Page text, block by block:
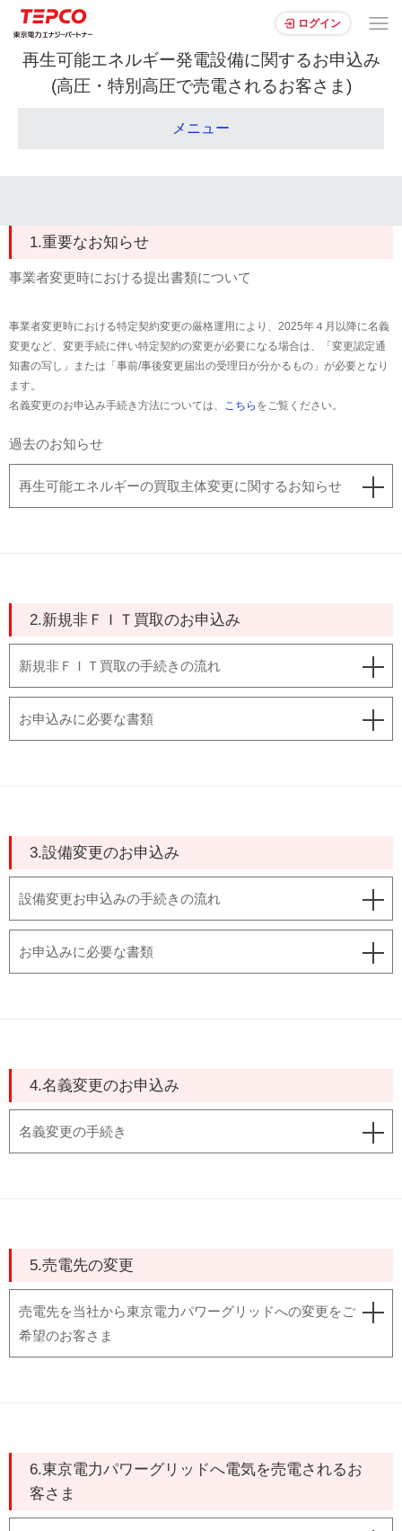
ログイン
再生可能エネルギー発電設備に関するお申込み
(高圧・特別高圧で売電されるお客さま)
メニュー
1.重要なお知らせ
事業者変更時における提出書類について
事業者変更時における特定契約変更の厳格運用により、2025年４月以降に名義
変更など、変更手続に伴い特定契約の変更が必要になる場合は、「変更認定通
知書の写し」または「事前/事後変更届出の受理日が分かるもの」が必要となり
ます。
名義変更のお申込み手続き方法については、 こちら をご覧ください。
過去のお知らせ
再生可能エネルギーの買取主体変更に関するお知らせ
2.新規非ＦＩＴ買取のお申込み
新規非ＦＩＴ買取の手続きの流れ
お申込みに必要な書類
3.設備変更のお申込み
設備変更お申込みの手続きの流れ
お申込みに必要な書類
4.名義変更のお申込み
名義変更の手続き
5.売電先の変更
売電先を当社から東京電力パワーグリッドへの変更をご
希望のお客さま
6.東京電力パワーグリッドへ電気を売電されるお
客さま